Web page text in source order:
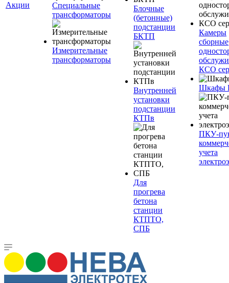
Акции
Специальные
трансформаторы
Измерительные
трансформаторы
Блочные
(бетонные)
подстанции
БКТП
Внутренней
установки
подстанции
КТПв
Для
прогрева
бетона
станции
КТПТО,
СПБ
Камеры
сборные
КСО
Шкафы
ПКУ-
учета